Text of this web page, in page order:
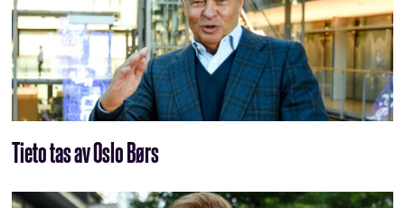
Tieto tas av Oslo Børs